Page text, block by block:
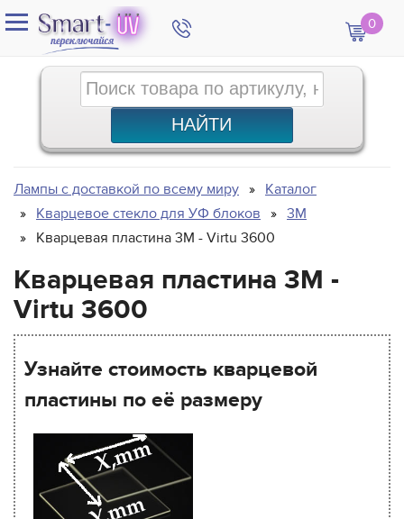
0
Лампы с доставкой по всему миру
Каталог
Кварцевое стекло для УФ блоков
3M
Кварцевая пластина 3M - Virtu 3600
Кварцевая пластина 3M -
Virtu 3600
Узнайте стоимость кварцевой
пластины по её размеру